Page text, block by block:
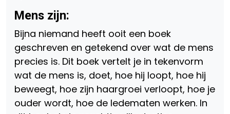
Mens zijn:
Bijna niemand heeft ooit een boek
geschreven en getekend over wat de mens
precies is. Dit boek vertelt je in tekenvorm
wat de mens is, doet, hoe hij loopt, hoe hij
beweegt, hoe zijn haargroei verloopt, hoe je
ouder wordt, hoe de ledematen werken. In